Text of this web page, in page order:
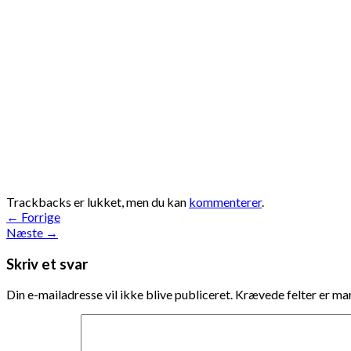
Trackbacks er lukket, men du kan kommenterer.
← Forrige
Næste →
Skriv et svar
Din e-mailadresse vil ikke blive publiceret. Krævede felter er